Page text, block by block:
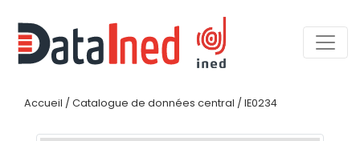
Accueil / Catalogue de données central / IE0234